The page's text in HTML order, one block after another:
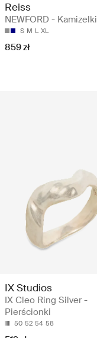
Reiss
NEWFORD - Kamizelki
S M L XL
859 zł
IX Studios
IX Cleo Ring Silver -
Pierścionki
50 52 54 58